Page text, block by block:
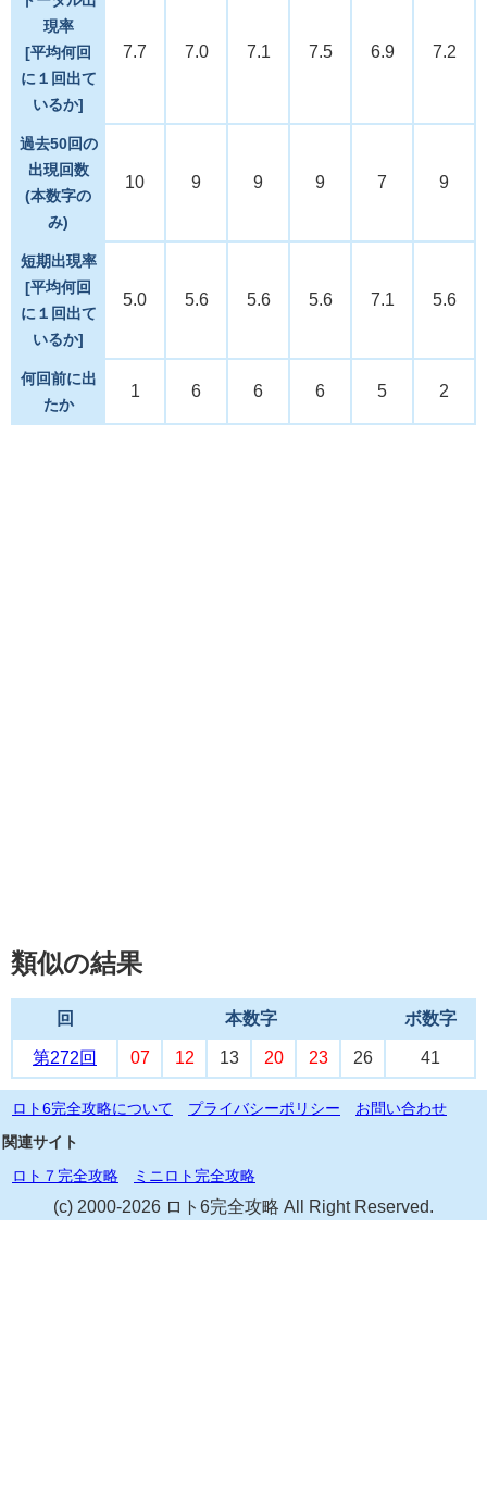
現率
[平均何回
に１回出て
いるか]
7.7 7.0 7.1 7.5 6.9 7.2
過去50回の
出現回数
(本数字の
み)
10 9 9 9 7 9
短期出現率
[平均何回
に１回出て
いるか]
5.0 5.6 5.6 5.6 7.1 5.6
何回前に出
たか
1 6 6 6 5 2
類似の結果
回 本数字 ボ数字
第272回 07 12 13 20 23 26 41
ロト6完全攻略について プライバシーポリシー
お問い合わせ
関連サイト
ロト７完全攻略
ミニロト完全攻略
(c) 2000-2026 ロト6完全攻略 All Right Reserved.